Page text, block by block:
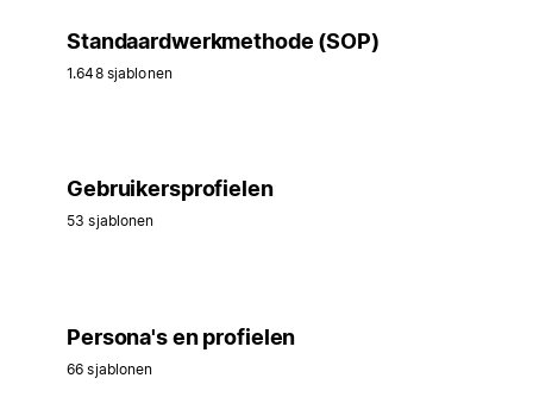
Standaardwerkmethode (SOP)
1.648 sjablonen
Gebruikersprofielen
53 sjablonen
Persona's en profielen
66 sjablonen